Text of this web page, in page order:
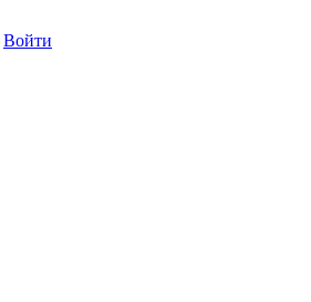
Войти